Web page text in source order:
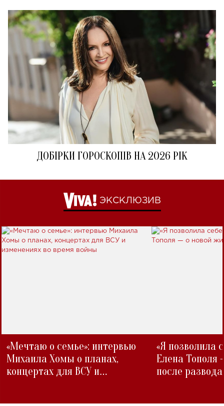
ДОБІРКИ ГОРОСКОПІВ НА 2026 РІК
ЭКСКЛЮЗИВ
«Мечтаю о семье»: интервью
Михаила Хомы о планах,
концертах для ВСУ и
«Я позволила
Елена Тополя
после развода